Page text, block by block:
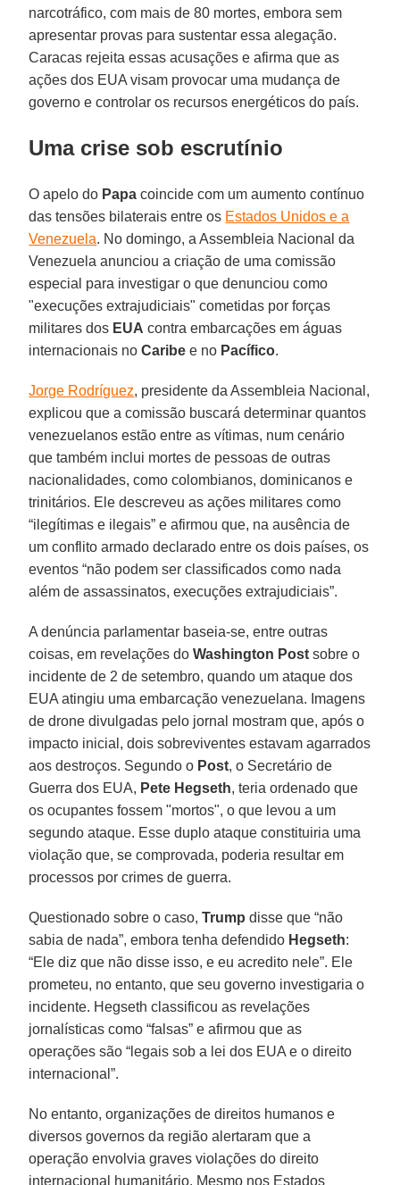
narcotráfico, com mais de 80 mortes, embora sem
apresentar provas para sustentar essa alegação.
Caracas rejeita essas acusações e afirma que as
ações dos EUA visam provocar uma mudança de
governo e controlar os recursos energéticos do país.
Uma crise sob escrutínio
O apelo do Papa coincide com um aumento contínuo
das tensões bilaterais entre os Estados Unidos e a
Venezuela. No domingo, a Assembleia Nacional da
Venezuela anunciou a criação de uma comissão
especial para investigar o que denunciou como
"execuções extrajudiciais" cometidas por forças
militares dos EUA contra embarcações em águas
internacionais noCaribee no Pacífico.
Jorge Rodríguez, presidente da Assembleia Nacional,
explicou que a comissão buscará determinar quantos
venezuelanos estão entre as vítimas, num cenário
que também inclui mortes de pessoas de outras
nacionalidades, como colombianos, dominicanos e
trinitários. Ele descreveu as ações militares como
“ilegítimas e ilegais” e afirmou que, na ausência de
um conflito armado declarado entre os dois países, os
eventos “não podem ser classificados como nada
além de assassinatos, execuções extrajudiciais”.
A denúncia parlamentar baseia-se, entre outras
coisas, em revelações doWashington Post sobre o
incidente de 2 de setembro, quando um ataque dos
EUA atingiu uma embarcação venezuelana. Imagens
de drone divulgadas pelo jornal mostram que, após o
impacto inicial, dois sobreviventes estavam agarrados
aos destroços. Segundo o Post, o Secretário de
Guerra dos EUA, Pete Hegseth, teria ordenado que
os ocupantes fossem "mortos", o que levou a um
segundo ataque. Esse duplo ataque constituiria uma
violação que, se comprovada, poderia resultar em
processos por crimes de guerra.
Questionado sobre o caso,Trump disse que “não
sabia de nada”, embora tenha defendido Hegseth:
“Ele diz que não disse isso, e eu acredito nele”. Ele
prometeu, no entanto, que seu governo investigaria o
incidente. Hegseth classificou as revelações
jornalísticas como “falsas” e afirmou que as
operações são “legais sob a lei dos EUA e o direito
internacional”.
No entanto, organizações de direitos humanos e
diversos governos da região alertaram que a
operação envolvia graves violações do direito
internacional humanitário. Mesmo nos Estados